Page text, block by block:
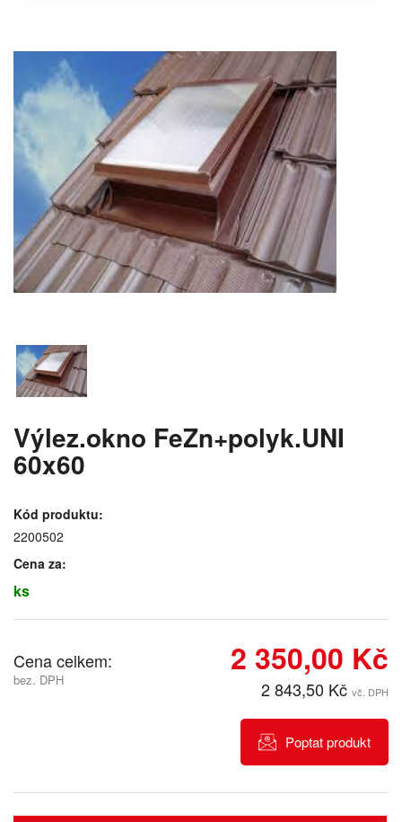
Výlez.okno FeZn+polyk.UNI
60x60
Kód produktu:
2200502
Cena za:
ks
Cena celkem:
bez. DPH
2 350,00 Kč
2 843,50 Kč vč. DPH
Poptat produkt